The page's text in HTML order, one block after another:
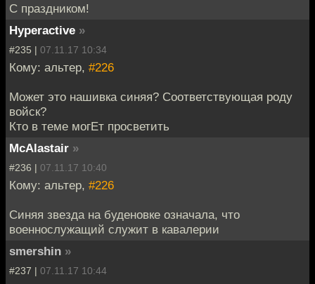
С праздником!
Hyperactive »
#235 | 07.11.17 10:34
Кому: альтер, #226
Может это нашивка синяя? Соответствующая роду
войск?
Кто в теме могЕт просветить
McAlastair »
#236 | 07.11.17 10:40
Кому: альтер, #226
Синяя звезда на буденовке означала, что
военнослужащий служит в кавалерии
smershin »
#237 | 07.11.17 10:44